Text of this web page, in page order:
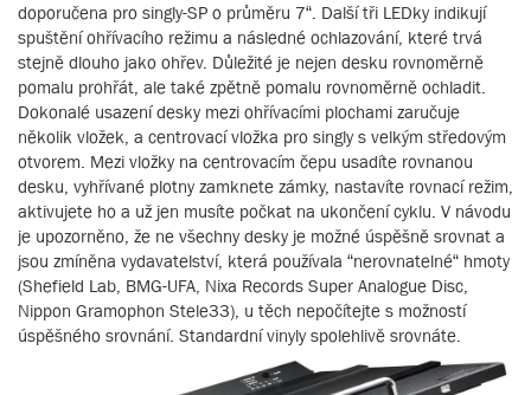
doporučena pro singly-SP o průměru 7“. Další tři LEDky indikují
spuštění ohřívacího režimu a následné ochlazování, které trvá
stejně dlouho jako ohřev. Důležité je nejen desku rovnoměrně
pomalu prohřát, ale také zpětně pomalu rovnoměrně ochladit.
Dokonalé usazení desky mezi ohřívacími plochami zaručuje
několik vložek, a centrovací vložka pro singly s velkým středovým
otvorem. Mezi vložky na centrovacím čepu usadíte rovnanou
desku, vyhřívané plotny zamknete zámky, nastavíte rovnací režim,
aktivujete ho a už jen musíte počkat na ukončení cyklu. V návodu
je upozorněno, že ne všechny desky je možné úspěšně srovnat a
jsou zmíněna vydavatelství, která používala “nerovnatelné“ hmoty
(Shefield Lab, BMG-UFA, Nixa Records Super Analogue Disc,
Nippon Gramophon Stele33), u těch nepočítejte s možností
úspěšného srovnání. Standardní vinyly spolehlivě srovnáte.